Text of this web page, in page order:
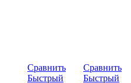
Сравнить
Быстрый
Сравнить
Быстрый